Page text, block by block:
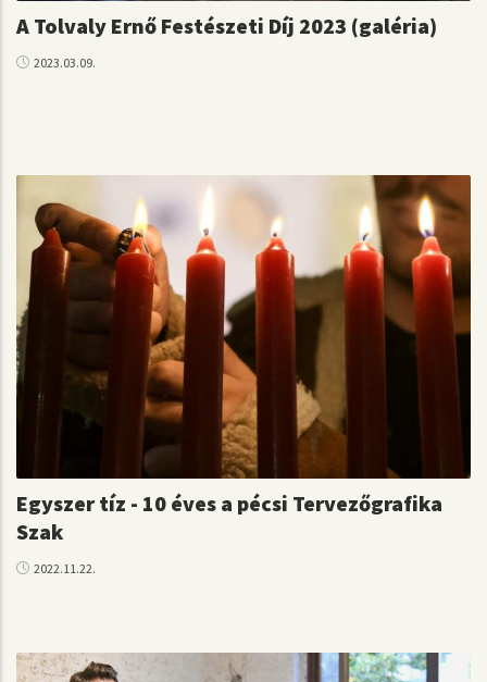
A Tolvaly Ernő Festészeti Díj 2023 (galéria)
2023.03.09.
Egyszer tíz - 10 éves a pécsi Tervezőgrafika
Szak
2022.11.22.